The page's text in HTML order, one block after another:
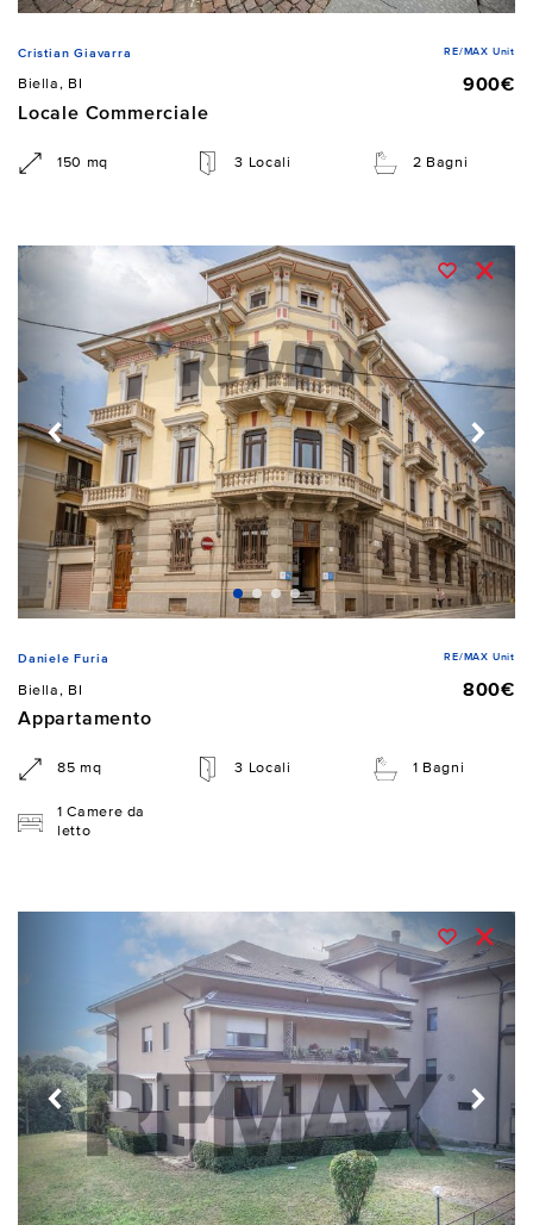
Cristian Giavarra RE/MAX Unit
Biella, BI
900€
Locale Commerciale
150 mq 3 Locali 2 Bagni
Daniele Furia RE/MAX Unit
Biella, BI
800€
Appartamento
85 mq 3 Locali 1 Bagni
1 Camere da
letto